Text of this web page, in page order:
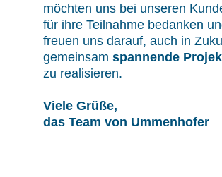
möchten uns bei unseren
für ihre Teilnahme bedanken
freuen uns darauf, auch in
gemeinsam spannende
zu realisieren.
Viele Grüße,
das Team von Ummenhofer